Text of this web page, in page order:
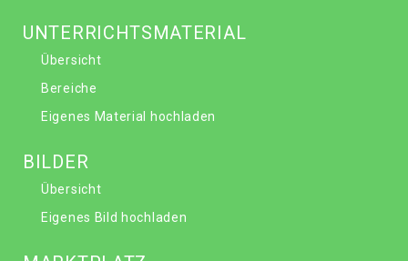
UNTERRICHTSMATERIAL
Übersicht
Bereiche
Eigenes Material hochladen
BILDER
Übersicht
Eigenes Bild hochladen